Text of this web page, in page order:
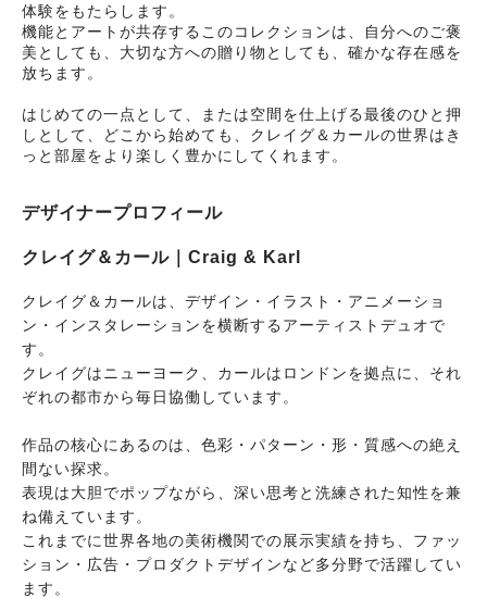
体験をもたらします。
機能とアートが共存するこのコレクションは、自分へのご褒
美としても、大切な方への贈り物としても、確かな存在感を
放ちます。
はじめての一点として、または空間を仕上げる最後のひと押
しとして、どこから始めても、クレイグ＆カールの世界はき
っと部屋をより楽しく豊かにしてくれます。
デザイナープロフィール
クレイグ＆カール｜Craig & Karl
クレイグ＆カールは、デザイン・イラスト・アニメーショ
ン・インスタレーションを横断するアーティストデュオで
す。
クレイグはニューヨーク、カールはロンドンを拠点に、それ
ぞれの都市から毎日協働しています。
作品の核心にあるのは、色彩・パターン・形・質感への絶え
間ない探求。
表現は大胆でポップながら、深い思考と洗練された知性を兼
ね備えています。
これまでに世界各地の美術機関での展示実績を持ち、ファッ
ション・広告・プロダクトデザインなど多分野で活躍してい
ます。